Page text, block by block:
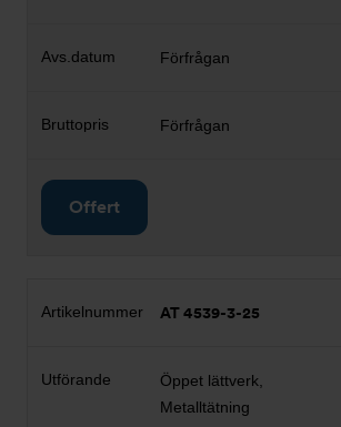
Förfrågan
Förfrågan
Offert
AT 4539-3-25
Öppet lättverk,
Metalltätning